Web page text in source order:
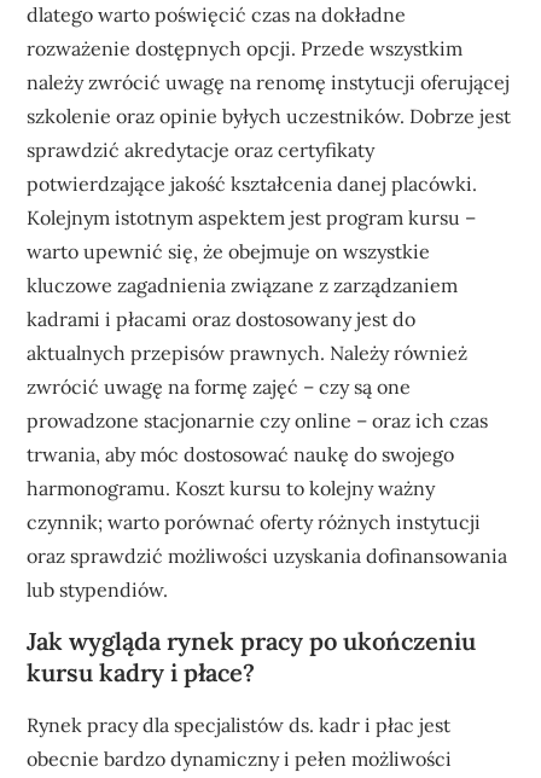
dlatego warto poświęcić czas na dokładne
rozważenie dostępnych opcji. Przede wszystkim
należy zwrócić uwagę na renomę instytucji oferującej
szkolenie oraz opinie byłych uczestników. Dobrze jest
sprawdzić akredytacje oraz certyfikaty
potwierdzające jakość kształcenia danej placówki.
Kolejnym istotnym aspektem jest program kursu –
warto upewnić się, że obejmuje on wszystkie
kluczowe zagadnienia związane z zarządzaniem
kadrami i płacami oraz dostosowany jest do
aktualnych przepisów prawnych. Należy również
zwrócić uwagę na formę zajęć – czy są one
prowadzone stacjonarnie czy online – oraz ich czas
trwania, aby móc dostosować naukę do swojego
harmonogramu. Koszt kursu to kolejny ważny
czynnik; warto porównać oferty różnych instytucji
oraz sprawdzić możliwości uzyskania dofinansowania
lub stypendiów.
Jak wygląda rynek pracy po ukończeniu
kursu kadry i płace?
Rynek pracy dla specjalistów ds. kadr i płac jest
obecnie bardzo dynamiczny i pełen możliwości